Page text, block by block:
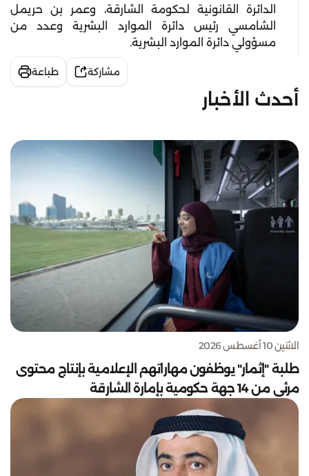
الدائرة القانونية لحكومة الشارقة، وعمر بن حريمل
الشامسي رئيس دائرة الموارد البشرية وعدد من
مسؤولي دائرة الموارد البشرية.
مشاركة طباعة
أحدث الأخبار
الاثنين 10 أغسطس 2026
طلبة "إثمار" يوظفون مهاراتهم الإعلامية بإنتاج محتوى
مرئي من 14 جهة حكومية بإمارة الشارقة